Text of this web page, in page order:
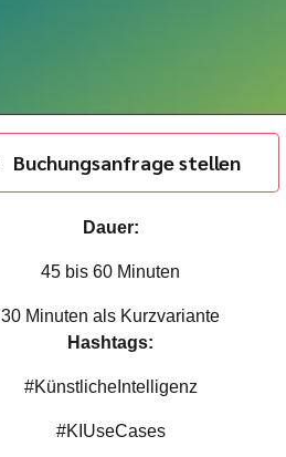
Buchungsanfrage stellen
Dauer:
45 bis 60 Minuten
30 Minuten als Kurzvariante
Hashtags:
#KünstlicheIntelligenz
#KIUseCases